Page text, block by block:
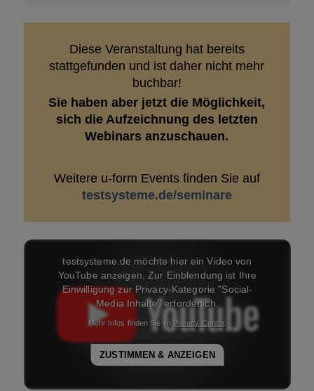
Diese Veranstaltung hat bereits
stattgefunden und ist daher nicht mehr
buchbar!
Sie haben aber jetzt die Möglichkeit,
sich die Aufzeichnung des letzten
Webinars anzuschauen.
Weitere u-form Events finden Sie auf
testsysteme.de/seminare